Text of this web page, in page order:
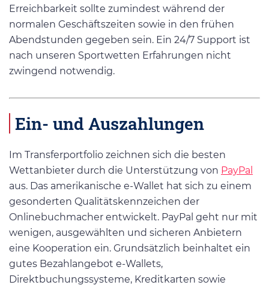
Erreichbarkeit sollte zumindest während der
normalen Geschäftszeiten sowie in den frühen
Abendstunden gegeben sein. Ein 24/7 Support ist
nach unseren Sportwetten Erfahrungen nicht
zwingend notwendig.
Ein- und Auszahlungen
Im Transferportfolio zeichnen sich die besten
Wettanbieter durch die Unterstützung von PayPal
aus. Das amerikanische e-Wallet hat sich zu einem
gesonderten Qualitätskennzeichen der
Onlinebuchmacher entwickelt. PayPal geht nur mit
wenigen, ausgewählten und sicheren Anbietern
eine Kooperation ein. Grundsätzlich beinhaltet ein
gutes Bezahlangebot e-Wallets,
Direktbuchungssysteme, Kreditkarten sowie